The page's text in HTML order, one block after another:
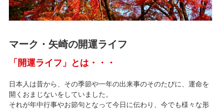
マーク・矢崎の開運ライフ
「開運ライフ」とは・・・
日本人は昔から、その季節や一年の出来事のそのたびに、運命を
開くおまじないをしていました。
それが年中行事やお節句となって今日に伝わり、今でも様々な形